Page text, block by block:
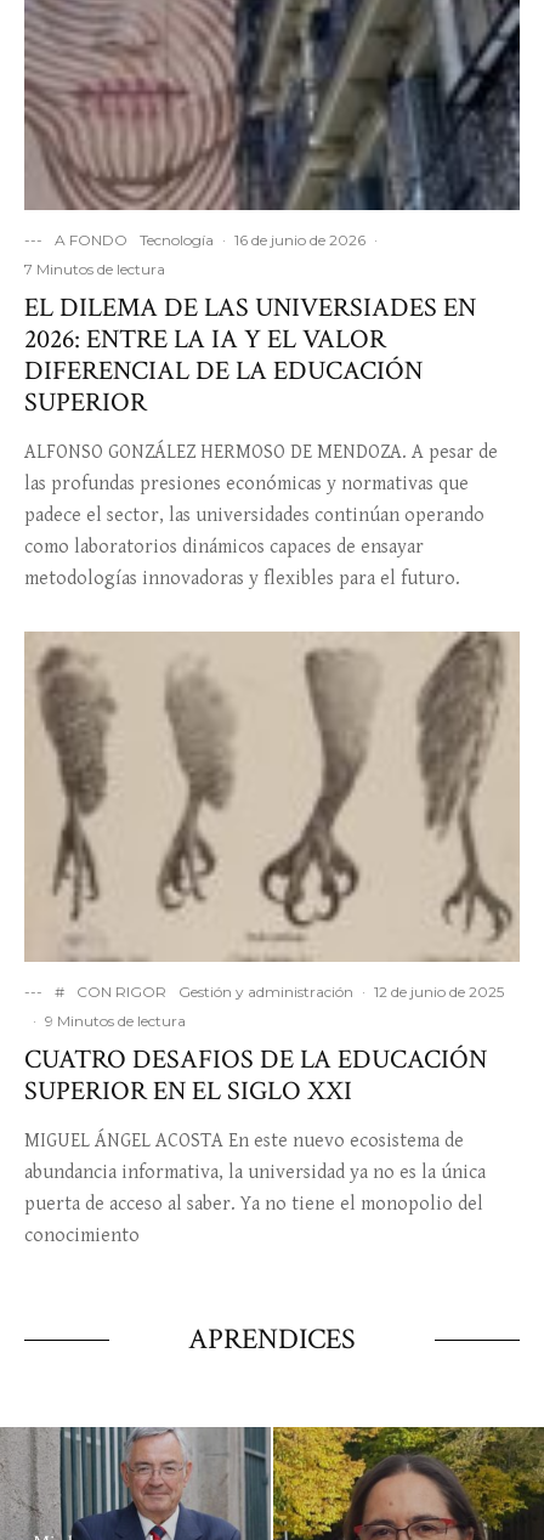
--- A FONDO Tecnología · 16 de junio de 2026 ·
7 Minutos de lectura
EL DILEMA DE LAS UNIVERSIADES EN
2026: ENTRE LA IA Y EL VALOR
DIFERENCIAL DE LA EDUCACIÓN
SUPERIOR
ALFONSO GONZÁLEZ HERMOSO DE MENDOZA. A pesar de
las profundas presiones económicas y normativas que
padece el sector, las universidades continúan operando
como laboratorios dinámicos capaces de ensayar
metodologías innovadoras y flexibles para el futuro.
--- # CON RIGOR Gestión y administración · 12 de junio de 2025
· 9 Minutos de lectura
CUATRO DESAFIOS DE LA EDUCACIÓN
SUPERIOR EN EL SIGLO XXI
MIGUEL ÁNGEL ACOSTA En este nuevo ecosistema de
abundancia informativa, la universidad ya no es la única
puerta de acceso al saber. Ya no tiene el monopolio del
conocimiento
APRENDICES